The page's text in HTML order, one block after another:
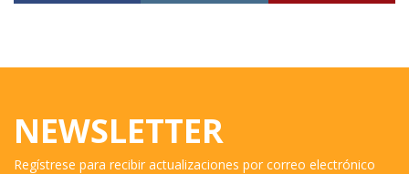
NEWSLETTER
Regístrese para recibir actualizaciones por correo electrónico